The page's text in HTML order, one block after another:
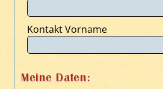
Kontakt Vorname
Meine Daten: